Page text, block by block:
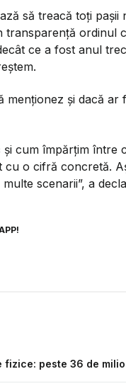
să treacă toți pașii
transparență ordinul
ce a fost anul
menționez și dacă
cum împărțim între
cu o cifră concretă.
scenarii”, a
fizice: peste 36 de